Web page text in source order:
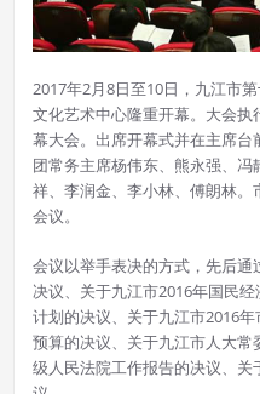
2017年2月8日至10日，九江市
文化艺术中心隆重开幕。大会
幕大会。出席开幕式并在主席
团常务主席杨伟东、熊永强、
祥、李润金、李小林、傅朗林
会议。
会议以举手表决的方式，先后
决议、关于九江市2016年国民
计划的决议、关于九江市2016
预算的决议、关于九江市人大
级人民法院工作报告的决议、